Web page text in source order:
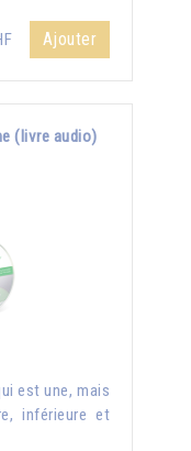
Ajouter
(livre audio)
est une, mais
inférieure et